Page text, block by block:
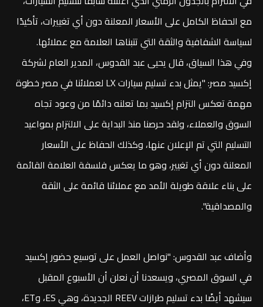
مع الحفاظ الكامل على الأسعار المعلنة دون أي تغييرات، تأكيدًا
لسياسة الشفافية والثقة التي تتبناها العلامة مع عملائها.
وفي هذا السياق، قال يحيى عبد القدوس، المدير العام لشركة
إكسيد مصر: "يمثل بدء تسليم سيارات LX لعملائنا في مصر خطوة
مهمة تعكس التزام إكسيد بما تعلنه دائمًا من وعود تجاه
السوق والعملاء، ولقد حرصنا منذ البداية على الالتزام بمواعيد
التسليم التي تم الإعلان عنها، وكذلك الحفاظ على الأسعار
المعلنة دون أي تغيير، وهو ما يعكس فلسفة العلامة القائمة
على بناء علاقة طويلة الأمد مع عملائنا قائمة على الثقة
والمصداقية".
وأضاف عبد القدوس: "نواصل العمل على توسيع حضور إكسيد
في السوق المصري، ويسعدنا أن نعلن أن الأسبوع المقبل
سيشهد أيضًا بدء تسليم طرازات REEV الجديدة، وهي ES، وET،